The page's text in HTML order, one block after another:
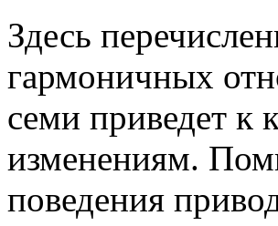
Здесь
гармоничных
семи приведет к
изменениям.
поведения